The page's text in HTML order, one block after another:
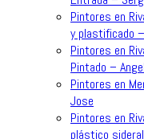
Pintores en
y plastificado
Pintores en
Pintado –
Pintores en
Jose
Pintores en
plástico